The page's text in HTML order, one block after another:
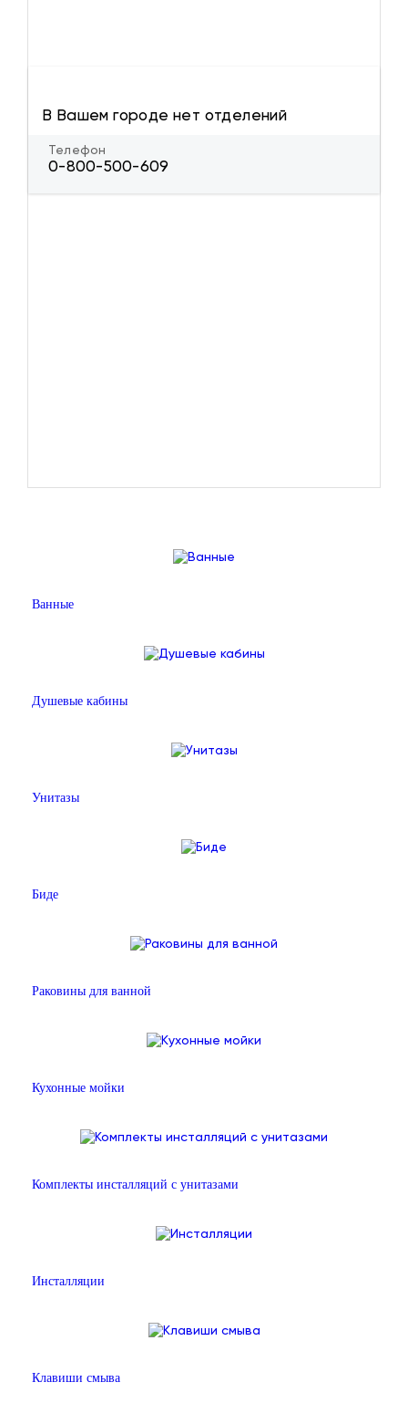
В Вашем городе нет отделений
Телефон
0-800-500-609
Ванные
Душевые кабины
Унитазы
Биде
Раковины для ванной
Кухонные мойки
Комплекты инсталляций с унитазами
Инсталляции
Клавиши смыва